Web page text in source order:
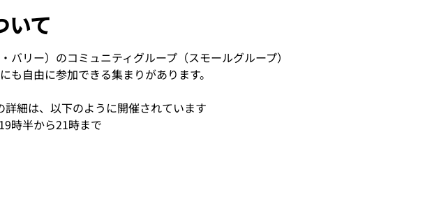
いて
バリー）のコミュニティグループ（スモールグループ）
も自由に参加できる集まりがあります。
詳細は、以下のように開催されています
時半から21時まで